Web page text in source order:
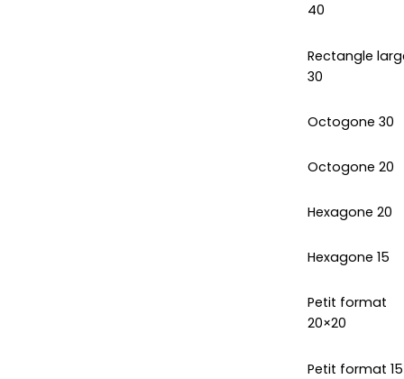
40
Rectangle
30
Octogone 30
Octogone 20
Hexagone 20
Hexagone 15
Petit format
20×20
Petit format